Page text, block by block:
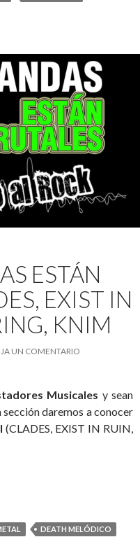
ESTÁN
EXIST IN
KNIM
UN COMENTARIO
Musicales y sean
sección daremos a conocer
(CLADES, EXIST IN RUIN,
Clades, Exist in
DEATH MELÓDICO